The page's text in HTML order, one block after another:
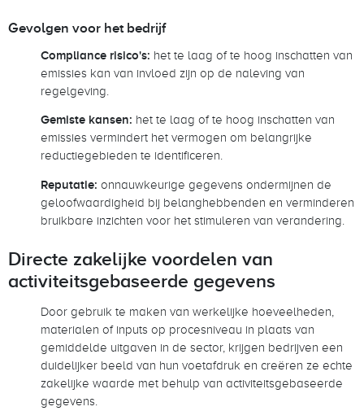
Gevolgen voor het bedrijf
Compliance risico's: het te laag of te hoog inschatten van
emissies kan van invloed zijn op de naleving van
regelgeving.
Gemiste kansen: het te laag of te hoog inschatten van
emissies vermindert het vermogen om belangrijke
reductiegebieden te identificeren.
Reputatie: onnauwkeurige gegevens ondermijnen de
geloofwaardigheid bij belanghebbenden en verminderen
bruikbare inzichten voor het stimuleren van verandering.
Directe zakelijke voordelen van
activiteitsgebaseerde gegevens
Door gebruik te maken van werkelijke hoeveelheden,
materialen of inputs op procesniveau in plaats van
gemiddelde uitgaven in de sector, krijgen bedrijven een
duidelijker beeld van hun voetafdruk en creëren ze echte
zakelijke waarde met behulp van activiteitsgebaseerde
gegevens.